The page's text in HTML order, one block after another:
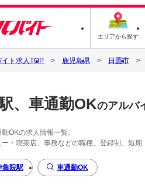
エリアから探す
ト求人TOP 鹿児島県 日置市
、車通勤OKのアルバ
OKの求人情報一覧。
・喫茶店、事務などの職種、登録制、短
集院駅 車通勤OK